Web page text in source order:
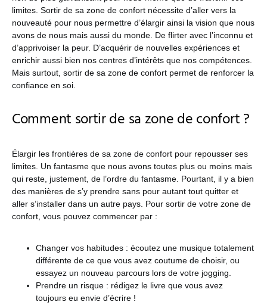
limites. Sortir de sa zone de confort nécessite d’aller vers la
nouveauté pour nous permettre d’élargir ainsi la vision que nous
avons de nous mais aussi du monde. De flirter avec l’inconnu et
d’apprivoiser la peur. D’acquérir de nouvelles expériences et
enrichir aussi bien nos centres d’intérêts que nos compétences.
Mais surtout, sortir de sa zone de confort permet de renforcer la
confiance en soi.
Comment sortir de sa zone de confort ?
Élargir les frontières de sa zone de confort pour repousser ses
limites. Un fantasme que nous avons toutes plus ou moins mais
qui reste, justement, de l’ordre du fantasme. Pourtant, il y a bien
des manières de s’y prendre sans pour autant tout quitter et
aller s’installer dans un autre pays. Pour sortir de votre zone de
confort, vous pouvez commencer par :
Changer vos habitudes : écoutez une musique totalement
différente de ce que vous avez coutume de choisir, ou
essayez un nouveau parcours lors de votre jogging.
Prendre un risque : rédigez le livre que vous avez
toujours eu envie d’écrire !